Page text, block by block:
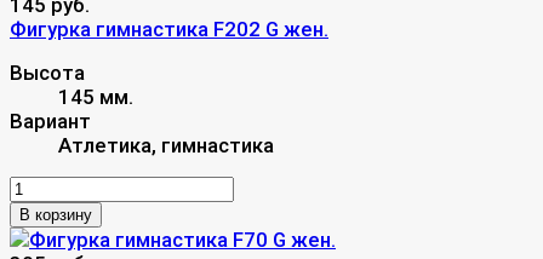
145 руб.
Фигурка гимнастика F202 G жен.
Высота
145 мм.
Вариант
Атлетика, гимнастика
В корзину